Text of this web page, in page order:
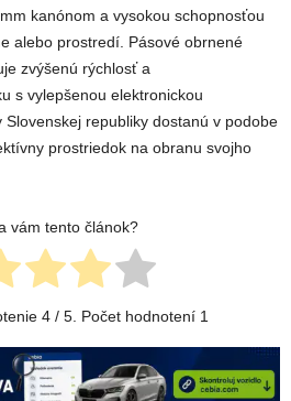
kanónom a vysokou schopnosťou
alebo prostredí. Pásové obrnené
zvýšenú rýchlosť a
s vylepšenou elektronickou
republiky dostanú v podobe
prostriedok na obranu svojho
vám tento článok?
4/ 5. Počet hodnotení 1